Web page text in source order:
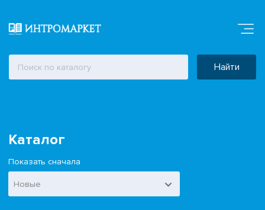
Найти
Каталог
Показать сначала
Новые